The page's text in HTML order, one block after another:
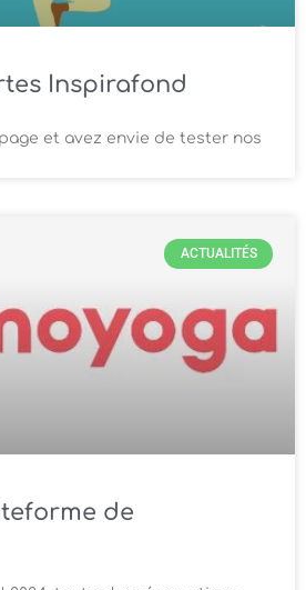
Inspirafond
et avez envie de tester nos
ACTUALITÉS
de